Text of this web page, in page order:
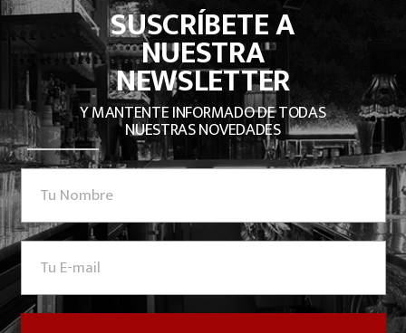
SUSCRÍBETE A
NUESTRA
NEWSLETTER
Y MANTENTE INFORMADO DE TODAS
NUESTRAS NOVEDADES